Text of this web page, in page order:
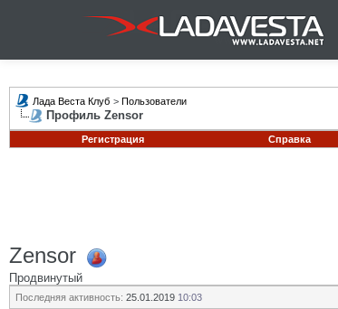
Лада Веста Клуб > Пользователи
Профиль Zensor
Регистрация
Справка
Zensor
Продвинутый
Последняя активность: 25.01.2019 10:03